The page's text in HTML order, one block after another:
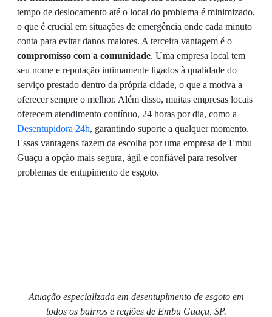
tempo de deslocamento até o local do problema é minimizado,
o que é crucial em situações de emergência onde cada minuto
conta para evitar danos maiores. A terceira vantagem é o
compromisso com a comunidade. Uma empresa local tem
seu nome e reputação intimamente ligados à qualidade do
serviço prestado dentro da própria cidade, o que a motiva a
oferecer sempre o melhor. Além disso, muitas empresas locais
oferecem atendimento contínuo, 24 horas por dia, como a
Desentupidora 24h, garantindo suporte a qualquer momento.
Essas vantagens fazem da escolha por uma empresa de Embu
Guaçu a opção mais segura, ágil e confiável para resolver
problemas de entupimento de esgoto.
Atuação especializada em desentupimento de esgoto em
todos os bairros e regiões de Embu Guaçu, SP.